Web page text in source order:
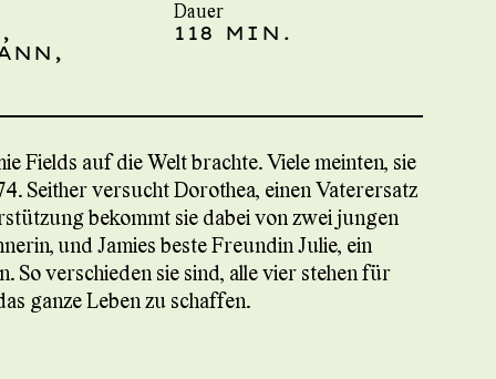
Dauer
118 MIN.
Fields auf die Welt brachte. Viele meinten, sie
Seither versucht Dorothea, einen Vaterersatz
bekommt sie dabei von zwei jungen
und Jamies beste Freundin Julie, ein
So verschieden sie sind, alle vier stehen für
ganze Leben zu schaffen.